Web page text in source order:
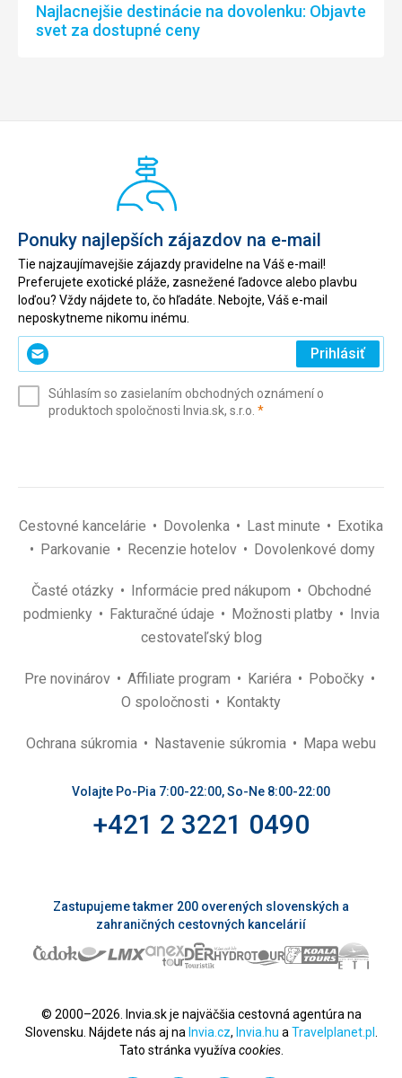
Najlacnejšie destinácie na dovolenku: Objavte
svet za dostupné ceny
Ponuky najlepších zájazdov na e-mail
Tie najzaujímavejšie zájazdy pravidelne na Váš e-mail!
Preferujete exotické pláže, zasnežené ľadovce alebo plavbu
loďou? Vždy nájdete to, čo hľadáte. Nebojte, Váš e-mail
neposkytneme nikomu inému.
Zadajte
svoj
(povinné)
Prihlásiť
Súhlasím so zasielaním obchodných oznámení o
produktoch spoločnosti Invia.sk, s.r.o. *(povinné)
Cestovné kancelárie Dovolenka Last minute
Exotika
Parkovanie
Recenzie hotelov Dovolenkové domy
Časté otázky Informácie pred nákupom
Obchodné
podmienky
Fakturačné údaje Možnosti platby
Invia
cestovateľský blog
Pre novinárov Affiliate program Kariéra
Pobočky
O spoločnosti
Kontakty
Ochrana súkromia Nastavenie súkromia Mapa webu
Volajte Po-Pia 7:00-22:00, So-Ne 8:00-22:00
+421 2 3221 0490
Zastupujeme takmer 200 overených slovenských a
zahraničných cestovných kancelárií
© 2000–2026. Invia.sk je najväčšia cestovná agentúra na
Slovensku. Nájdete nás aj na Invia.cz, Invia.hu a Travelplanet.pl
Tato stránka využíva cookies.